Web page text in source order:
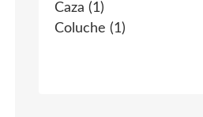
Caza (1)
Coluche (1)